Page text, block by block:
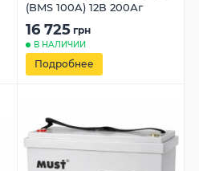
(BMS 100A) 12В 200Аг
16 725 грн
В НАЛИЧИИ
Подробнее